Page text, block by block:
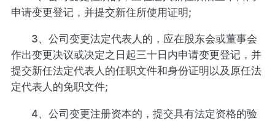
申请变更登记，并提交新住所使用证明;
3、公司变更法定代表人的，应在股东会或董事会
作出变更决议或决定之日起三十日内申请变更登记，并
提交新任法定代表人的任职文件和身份证明以及原任法
定代表人的免职文件;
4、公司变更注册资本的，提交具有法定资格的验